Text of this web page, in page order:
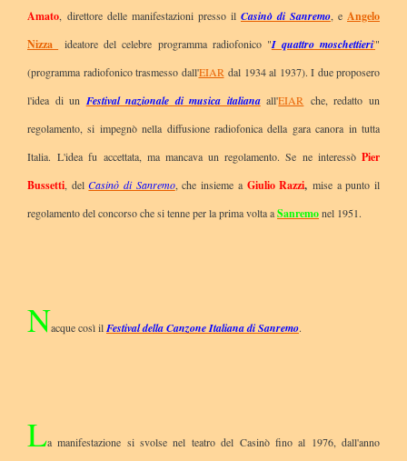
Amato, direttore delle manifestazioni presso il Casinò di Sanremo, e Angelo
Nizza
ideatore del celebre programma radiofonico "I quattro moschettieri'"
(programma radiofonico trasmesso dall'EIAR dal 1934 al 1937). I due proposero
l'idea di un Festival nazionale di musica italianaall'EIAR che, redatto un
regolamento, si impegnò nella diffusione radiofonica della gara canora in tutta
Italia. L'idea fu accettata, ma mancava un regolamento. Se ne interessò Pier
Bussetti, delCasinò di Sanremo, che insieme a Giulio Razzi, mise a punto il
regolamento del concorso che si tenne per la prima volta aSanremonel 1951.
Nacque così ilFestival della Canzone Italiana di Sanremo.
La manifestazione si svolse nel teatro del Casinò fino al 1976, dall'anno